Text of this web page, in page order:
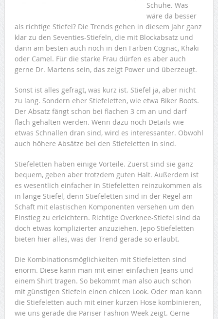
Schuhe. Was
wäre da besser
als richtige Stiefel? Die Trends gehen in diesem Jahr ganz
klar zu den Seventies-Stiefeln, die mit Blockabsatz und
dann am besten auch noch in den Farben Cognac, Khaki
oder Camel. Für die starke Frau dürfen es aber auch
gerne Dr. Martens sein, das zeigt Power und überzeugt.
Sonst ist alles gefragt, was kurz ist. Stiefel ja, aber nicht
zu lang. Sondern eher Stiefeletten, wie etwa Biker Boots.
Der Absatz fängt schon bei flachen 3 cm an und darf
flach gehalten werden. Wenn dazu noch Details wie
etwas Schnallen dran sind, wird es interessanter. Obwohl
auch höhere Absätze bei den Stiefeletten in sind.
Stiefeletten haben einige Vorteile. Zuerst sind sie ganz
bequem, geben aber trotzdem guten Halt. Außerdem ist
es wesentlich einfacher in Stiefeletten reinzukommen als
in lange Stiefel, denn Stiefeletten sind in der Regel am
Schaft mit elastischen Komponenten versehen um den
Einstieg zu erleichtern. Richtige Overknee-Stiefel sind da
doch etwas komplizierter anzuziehen. Jepo Stiefeletten
bieten hier alles, was der Trend gerade so erlaubt.
Die Kombinationsmöglichkeiten mit Stiefeletten sind
enorm. Diese kann man mit einer einfachen Jeans und
einem Shirt tragen. So bekommt man also auch schon
mit günstigen Stiefeln einen chicen Look. Oder man kann
die Stiefeletten auch mit einer kurzen Hose kombinieren,
wie uns gerade die Pariser Fashion Week zeigt. Gerne